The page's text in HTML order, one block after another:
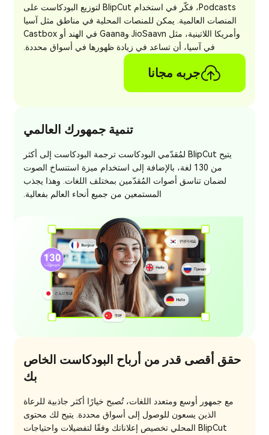
Podcasts، فكّر في استخدام BlipCut لتوزيع البودكاست على
المنصات العالمية. يمكن للمنصات المحلية في مناطق مثل آسيا
وأمريكا اللاتينية، مثل JioSaavn وGaana في الهند أو Castbox
في آسيا، أن تساعد في زيادة ظهورها في أسواق محددة.
جربه مجانا
تنمية جمهورك العالمي
يتيح BlipCut لمُقدّمي البودكاست ترجمة البودكاست إلى أكثر
من 130 لغة، بالإضافة إلى استخدام ميزة استنساخ الصوت
لضمان تناسق أصوات المُقدّمين بمختلف اللغات. وهذا يجذب
المستمعين من جميع أنحاء العالم بفعالية.
حقق أقصى قدر من أرباح البودكاست الخاص
بك
مع جمهور أوسع ومتعدد اللغات، تُصبح خيارًا أكثر جاذبية للرعاة
الذين يسعون للوصول إلى أسواق محددة. يتيح لك محتوى
BlipCut المحلي تخصيص إعلاناتك وفقًا لتفضيلات واحتياجات